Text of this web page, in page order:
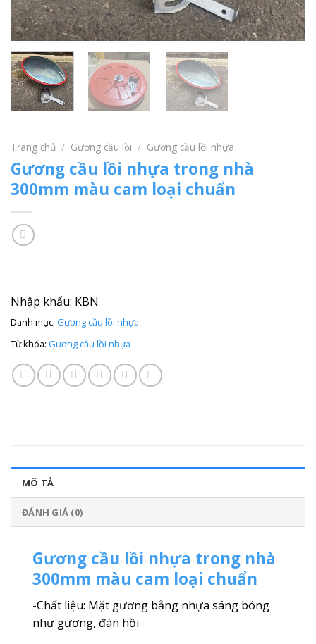
Trang chủ / Gương cầu lồi / Gương cầu lồi nhựa
Gương cầu lồi nhựa trong nhà
300mm màu cam loại chuẩn
Nhập khẩu: KBN
Danh mục: Gương cầu lồi nhựa
Từ khóa: Gương cầu lồi nhựa
MÔ TẢ
ĐÁNH GIÁ (0)
Gương cầu lồi nhựa trong nhà
300mm màu cam loại chuẩn
-Chất liệu: Mặt gương bằng nhựa sáng bóng
như gương, đàn hồi